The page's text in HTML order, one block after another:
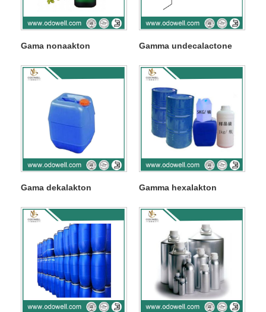
Gama nonaakton Gamma undecalactone
Gama dekalakton Gamma hexalakton